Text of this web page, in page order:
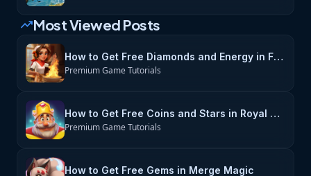
trending_upMost Viewed Posts
How to Get Free Diamonds and Energy in Flambé: Merge & Cook
Premium Game Tutorials
How to Get Free Coins and Stars in Royal Match
Premium Game Tutorials
How to Get Free Gems in Merge Magic